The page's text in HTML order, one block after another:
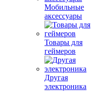
Мобильные
аксессуары
Товары для
геймеров
Другая
электроника